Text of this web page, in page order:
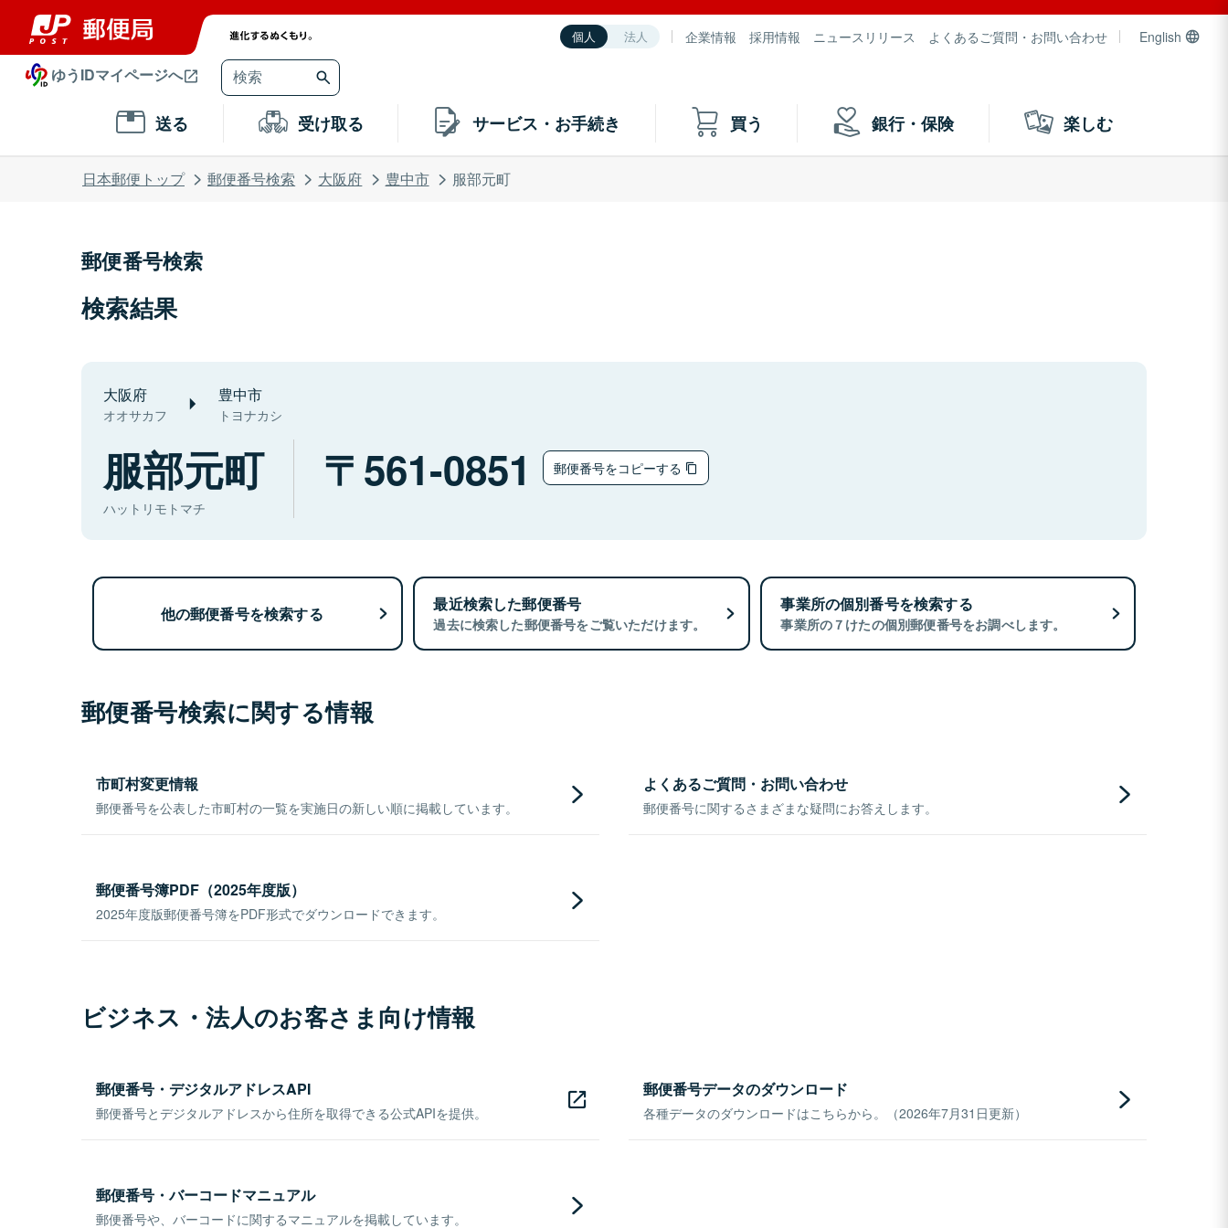
個人 法人 企業情報 採用情報 ニュースリリース よくあるご質問・お問い合わせ English
ゆうIDマイページへ
送る 受け取る サービス・お手続き 買う 銀行・保険 楽しむ
日本郵便トップ 郵便番号検索 大阪府 豊中市 服部元町
郵便番号検索
検索結果
大阪府
オオサカフ
豊中市
トヨナカシ
服部元町
ハットリモトマチ
561-0851 郵便番号をコピーする
他の郵便番号を検索する 最近検索した郵便番号
過去に検索した郵便番号をご覧いただけます。
事業所の個別番号を検索する
事業所の７けたの個別郵便番号をお調べします。
郵便番号検索に関する情報
市町村変更情報
郵便番号を公表した市町村の一覧を実施日の新しい順に掲載しています。
よくあるご質問・お問い合わせ
郵便番号に関するさまざまな疑問にお答えします。
郵便番号簿PDF（2025年度版）
2025年度版郵便番号簿をPDF形式でダウンロードできます。
ビジネス・法人のお客さま向け情報
郵便番号・デジタルアドレスAPI
郵便番号とデジタルアドレスから住所を取得できる公式APIを提供。
郵便番号データのダウンロード
各種データのダウンロードはこちらから。（2026年7月31日更新）
郵便番号・バーコードマニュアル
郵便番号や、バーコードに関するマニュアルを掲載しています。